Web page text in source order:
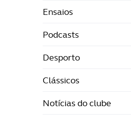
Ensaios
Podcasts
Desporto
Clássicos
Notícias do clube